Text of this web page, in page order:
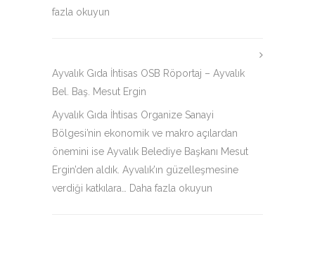
fazla okuyun
Ayvalık Gıda İhtisas OSB Röportaj – Ayvalık
Bel. Baş. Mesut Ergin
Ayvalık Gıda İhtisas Organize Sanayi
Bölgesi’nin ekonomik ve makro açılardan
önemini ise Ayvalık Belediye Başkanı Mesut
Ergin’den aldık. Ayvalık’ın güzelleşmesine
verdiği katkılara…
Daha fazla okuyun